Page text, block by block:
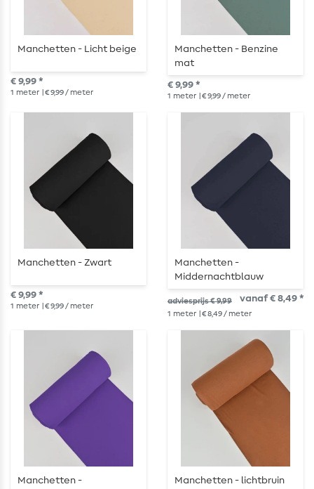
Manchetten - Licht beige
€ 9,99 *
1 meter | € 9,99 / meter
Manchetten - Benzine
mat
€ 9,99 *
1 meter | € 9,99 / meter
Manchetten - Zwart
€ 9,99 *
1 meter | € 9,99 / meter
Manchetten -
Middernachtblauw
adviesprijs € 9,99 vanaf € 8,49 *
1 meter | € 8,49 / meter
Manchetten -
Manchetten - lichtbruin